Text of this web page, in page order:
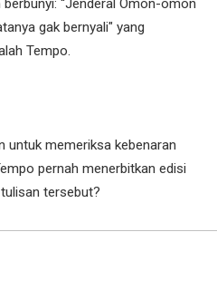
“Jenderal Omon-omon
gak bernyali" yang
Tempo.
untuk memeriksa kebenaran
pernah menerbitkan edisi
tersebut?